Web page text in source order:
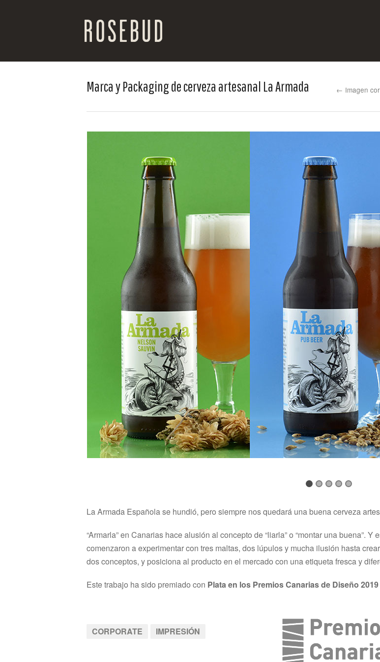
Marca y Packaging de cerveza artesanal La Armada ← Imagen
La Armada Española se hundió, pero siempre nos quedará una buena cerveza
“Armarla” en Canarias hace alusión al concepto de “liarla” o “montar una buena”.
comenzaron a experimentar con tres maltas, dos lúpulos y mucha ilusión hasta
dos conceptos, y posiciona al producto en el mercado con una etiqueta fresca y
Este trabajo ha sido premiado con Plata en los Premios Canarias de Diseño
CORPORATE IMPRESIÓN